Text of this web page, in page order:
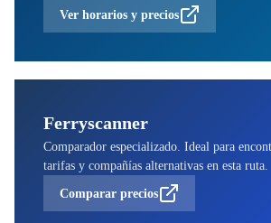
Ver horarios y precios
Ferryscanner
Comparador especializado. Ideal para
tarifas y compañías alternativas en esta ruta.
Comparar precios